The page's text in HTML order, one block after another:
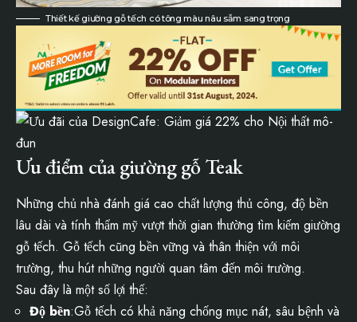
Thiết kế giường gỗ tếch có tông màu nâu sẫm sang trọng
Ưu điểm của giường gỗ Teak
Những chủ nhà đánh giá cao chất lượng thủ công, độ bền
lâu dài và tính thẩm mỹ vượt thời gian thường tìm kiếm giường
gỗ tếch. Gỗ tếch cũng bền vững và thân thiện với môi
trường, thu hút những người quan tâm đến môi trường.
Sau đây là một số lợi thế:
Độ bền:Gỗ tếch có khả năng chống mục nát, sâu bệnh và